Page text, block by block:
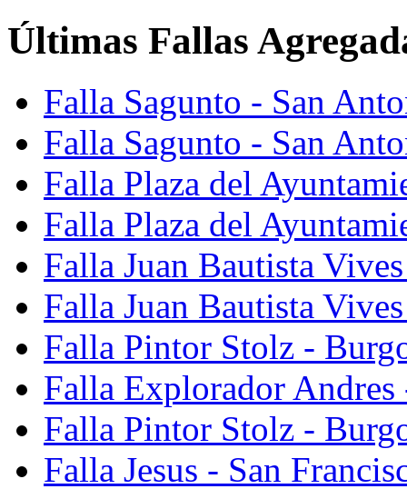
Últimas Fallas
Falla Sagunto - San
Falla Sagunto - San
Falla Plaza del
Falla Plaza del
Falla Juan Bautista
Falla Juan Bautista
Falla Pintor Stolz -
Falla Explorador Andres
Falla Pintor Stolz -
Falla Jesus - San